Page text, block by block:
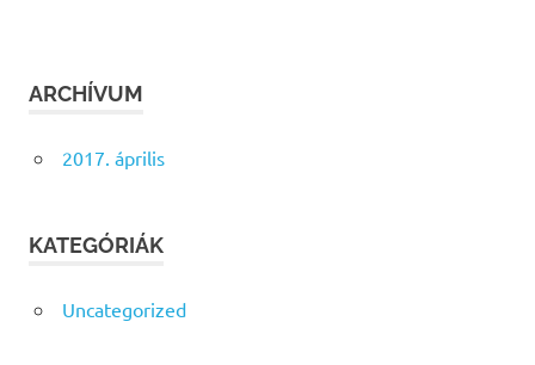
ARCHÍVUM
2017. április
KATEGÓRIÁK
Uncategorized